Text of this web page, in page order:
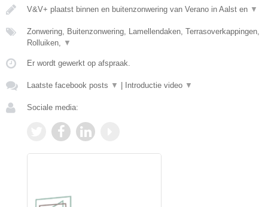
V&V+ plaatst binnen en buitenzonwering van Verano in Aalst en ▼
Zonwering, Buitenzonwering, Lamellendaken, Terrasoverkappingen,
Rolluiken, ▼
Er wordt gewerkt op afspraak.
Laatste facebook posts ▼ Introductie video ▼
Sociale media: